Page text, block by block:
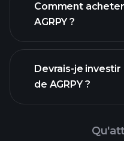
Comment
AGRPY ?
Devrais-je
de AGRPY ?